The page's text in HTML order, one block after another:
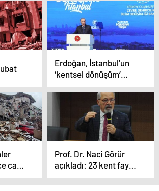
‘Tehlike oralarda
Erdoğan, İstanbul’un
‘kentsel dönüşüm’
planını açıkladı
can
en
bu
Prof. Dr. Naci Görür
açıkladı: 23 kent fay
hattı üzerinde!